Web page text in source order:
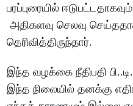
பரப்புரையில்
அதிகளவு செலவு
தெரிவித்திருந்தார்.
இந்த வழக்கை நீதிபதி
இந்த நிலையில் தனக்கு